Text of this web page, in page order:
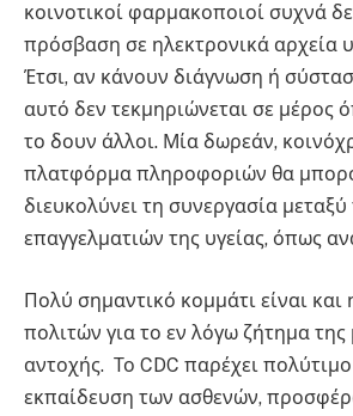
κοινοτικοί φαρμακοποιοί συχνά
πρόσβαση σε ηλεκτρονικά αρχεία
Έτσι, αν κάνουν διάγνωση ή
αυτό δεν τεκμηριώνεται σε μέρος
το δουν άλλοι. Μία δωρεάν,
πλατφόρμα πληροφοριών θα
διευκολύνει τη συνεργασία μεταξύ
επαγγελματιών της υγείας, όπως
Πολύ σημαντικό κομμάτι είναι
πολιτών για το εν λόγω ζήτημα της
αντοχής. Το CDC παρέχει
εκπαίδευση των ασθενών,